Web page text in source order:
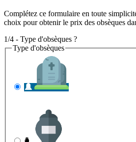
Complétez ce formulaire en toute
choix pour obtenir le prix des obsèques
1/4 - Type d'obsèques ?
Type d'obsèques